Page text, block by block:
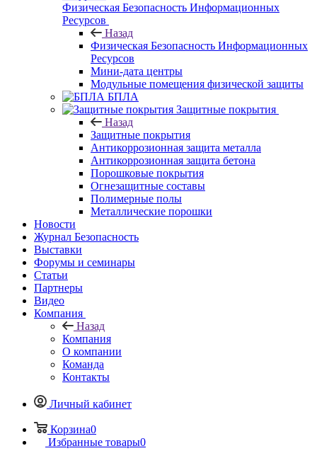
Физическая Безопасность Информационных
Ресурсов
Назад
Физическая Безопасность Информационных
Ресурсов
Мини-дата центры
Модульные помещения физической защиты
БПЛА
Защитные покрытия
Назад
Защитные покрытия
Антикоррозионная защита металла
Антикоррозионная защита бетона
Порошковые покрытия
Огнезащитные составы
Полимерные полы
Металлические порошки
Новости
Журнал Безопасность
Выставки
Форумы и семинары
Статьи
Партнеры
Видео
Компания
Назад
Компания
О компании
Команда
Контакты
Личный кабинет
Корзина0
Избранные товары0